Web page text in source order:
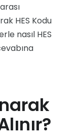
HES Kodu
nasıl HES